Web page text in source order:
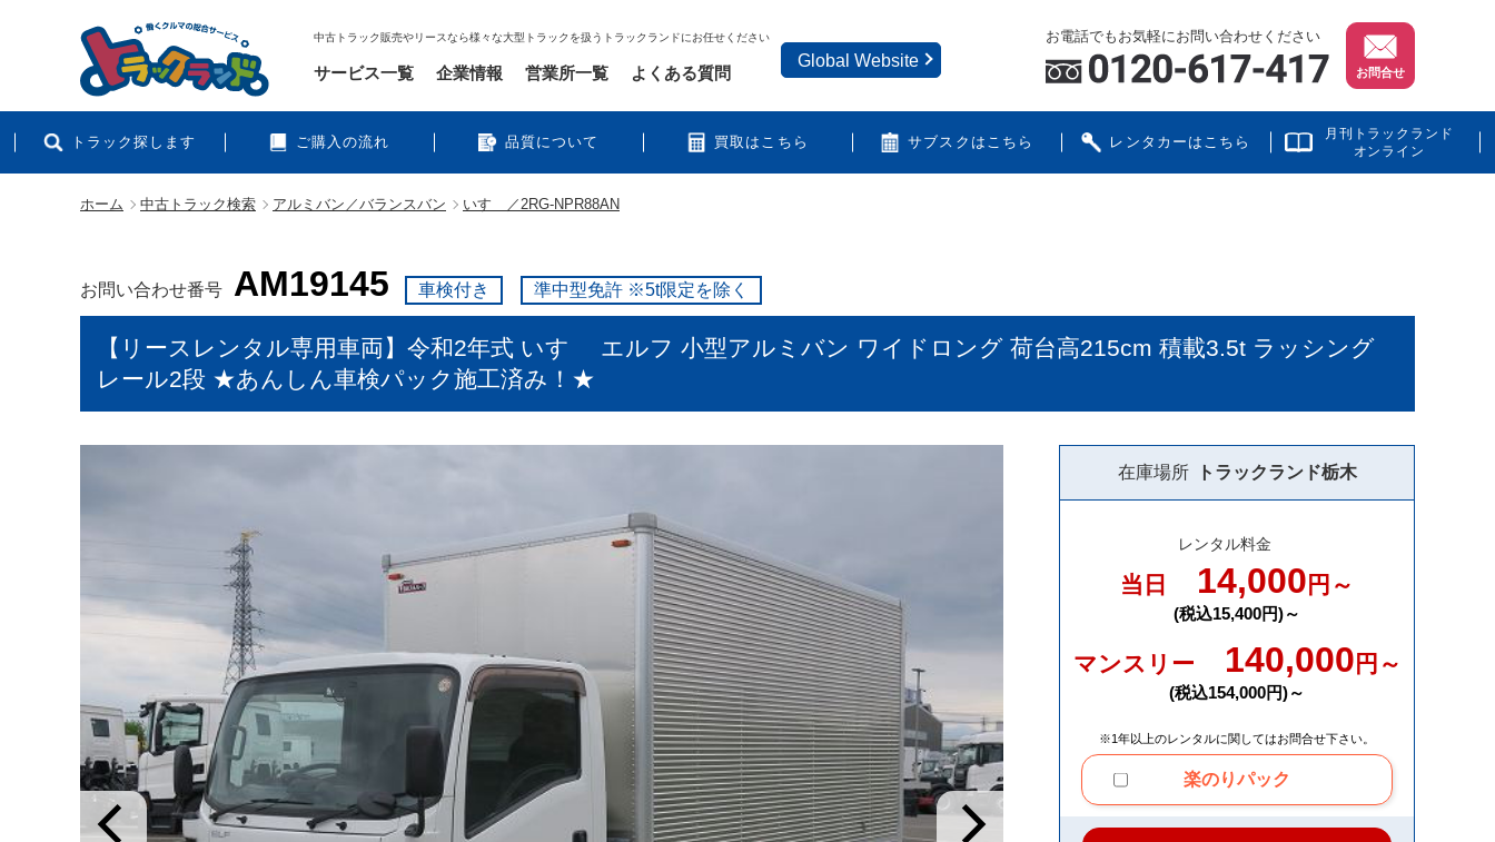
中古トラック販売やリースなら様々な大型トラックを扱うトラックランドにお任せください お電話でもお気軽にお問い合わせください
お問合せ
トラック探します ご購入の流れ 品質について 買取はこちら サブスクはこちら レンタカーはこちら
月刊トラックランド
オンライン
サービス一覧 企業情報 営業所一覧 よくある質問
Global Website
ホーム 中古トラック検索 アルミバン／バランスバン いすゞ／2RG-NPR88AN
お問い合わせ番号 AM19145 車検付き 準中型免許 ※5t限定を除く
【リースレンタル専用車両】令和2年式 いすゞ エルフ 小型アルミバン ワイドロング 荷台高215cm 積載3.5t ラッシング
レール2段 ★あんしん車検パック施工済み！★
在庫場所 トラックランド栃木
レンタル料金
当日 14,000 円～
(税込15,400円)～
マンスリー 140,000 円～
(税込154,000円)～
※1年以上のレンタルに関してはお問合せ下さい。
楽のりパック